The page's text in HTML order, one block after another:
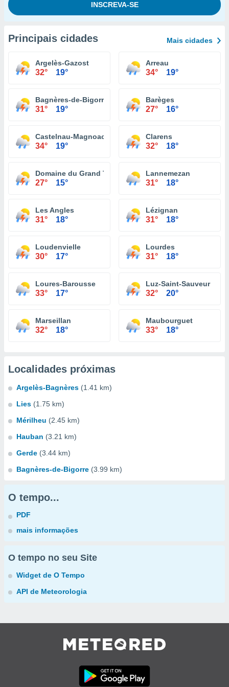
Principais cidades Mais cidades
Argelès-Gazost
32° 19°
Arreau
34° 19°
Bagnères-de-Bigorre
31° 19°
Barèges
27° 16°
Castelnau-Magnoac
34° 19°
Clarens
32° 18°
Domaine du Grand Tourmalet
27° 15°
Lannemezan
31° 18°
Les Angles
31° 18°
Lézignan
31° 18°
Loudenvielle
30° 17°
Lourdes
31° 18°
Loures-Barousse
33° 17°
Luz-Saint-Sauveur
32° 20°
Marseillan
32° 18°
Maubourguet
33° 18°
Localidades próximas
Argelès-Bagnères (1.41 km)
Lies (1.75 km)
Mérilheu (2.45 km)
Hauban (3.21 km)
Gerde (3.44 km)
Bagnères-de-Bigorre (3.99 km)
O tempo...
PDF
mais informações
O tempo no seu Site
Widget de O Tempo
API de Meteorologia